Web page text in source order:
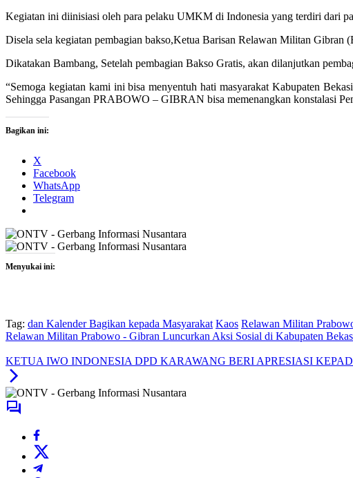
Kegiatan ini diinisiasi oleh para pelaku UMKM di Indonesia yang terdiri dari
Disela sela kegiatan pembagian bakso,Ketua Barisan Relawan Militan
Dikatakan Bambang, Setelah pembagian Bakso Gratis, akan dilanjutkan
“Semoga kegiatan kami ini bisa menyentuh hati masyarakat Kabupaten
Sehingga Pasangan PRABOWO – GIBRAN bisa memenangkan konstalasi
Bagikan ini:
X
Facebook
WhatsApp
Telegram
Menyukai ini:
Tag: dan Kalender Bagikan kepada Masyarakat Kaos Relawan Militan
Relawan Militan Prabowo - Gibran Luncurkan Aksi Sosial di Kabupaten
KETUA IWO INDONESIA DPD KARAWANG BERI APRESIASI